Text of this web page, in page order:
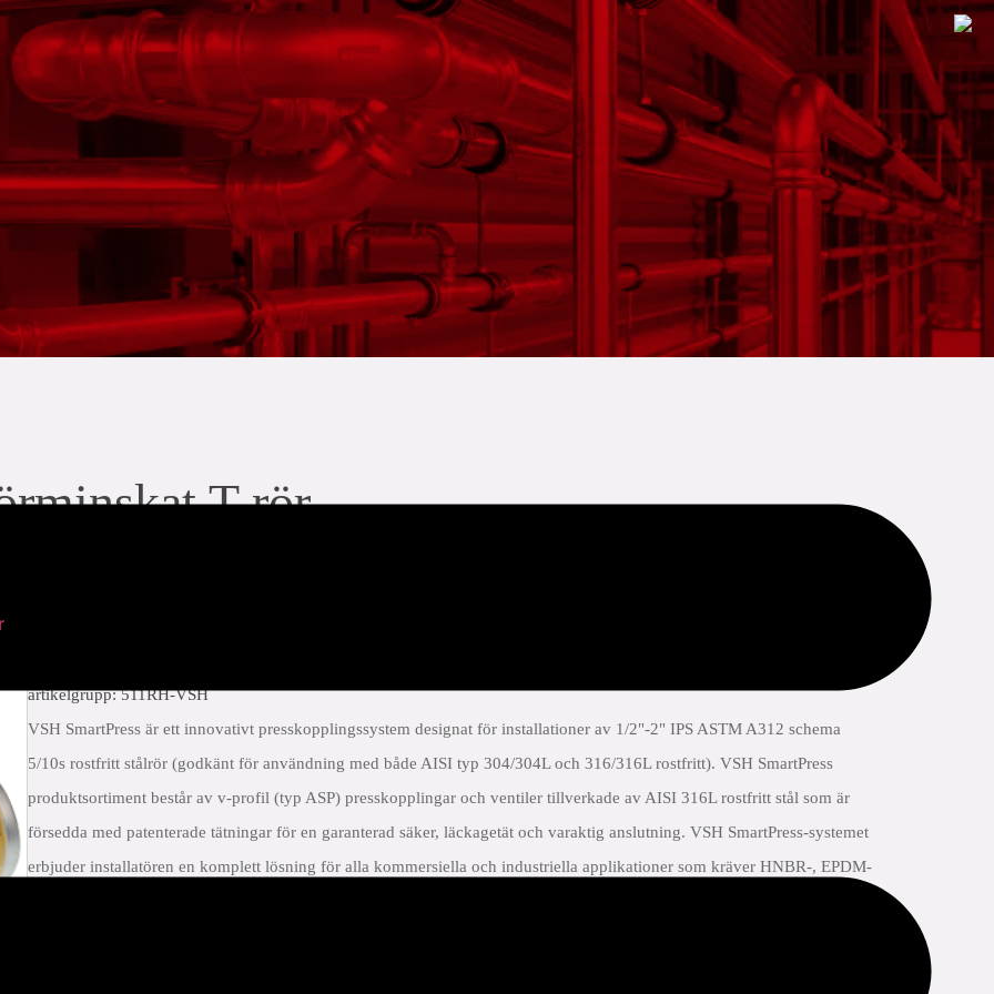
T-rör
artikelgrupp: 511RH-VSH
VSH SmartPress är ett innovativt presskopplingssystem designat för installationer av 1/2"-2" IPS ASTM A312 schema
5/10s rostfritt stålrör (godkänt för användning med både AISI typ 304/304L och 316/316L rostfritt). VSH SmartPress
produktsortiment består av v-profil (typ ASP) presskopplingar och ventiler tillverkade av AISI 316L rostfritt stål som är
försedda med patenterade tätningar för en garanterad säker, läckagetät och varaktig anslutning. VSH SmartPress-systemet
erbjuder installatören en komplett lösning för alla kommersiella och industriella applikationer som kräver HNBR-, EPDM-